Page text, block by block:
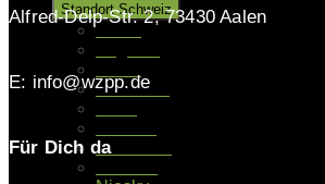
Standort Schweiz
Gladbeck
Hannover
Alfred-Delp-Str. 2, 73430 Aalen
E: info@wzpp.de
Für Dich da